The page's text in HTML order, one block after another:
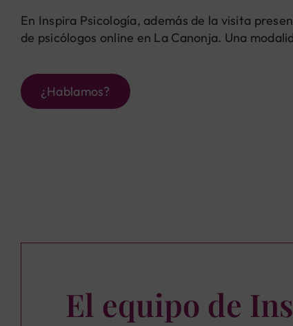
En Inspira Psicología, además de la visita
de psicólogos online en La Canonja. Una
¿Hablamos?
El equipo de